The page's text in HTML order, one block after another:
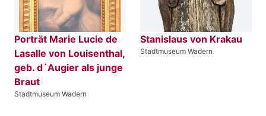
Porträt Marie Lucie de
Lasalle von Louisenthal,
geb. d´Augier als junge
Braut
Stadtmuseum Wadern
Stanislaus von Krakau
Stadtmuseum Wadern